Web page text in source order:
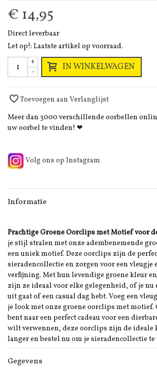
€ 14,95
Direct leverbaar
Let op!: Laatste artikel op voorraad.
-
+ IN WINKELWAGEN
Toevoegen aan Verlanglijst
Meer dan 3000 verschillende oorbellen
uw oorbel te vinden! ❤
Volg ons op Instagram
Informatie
Prachtige Groene Oorclips met Motief voor
je stijl stralen met onze adembenemende
een uniek motief. Deze oorclips zijn de
sieradencollectie en zorgen voor een vleugje
verfijning. Met hun levendige groene kleur
zijn ze ideaal voor elke gelegenheid, of je nu
uit gaat of een casual dag hebt. Voeg een
je look met onze groene oorclips met motief.
bent naar een perfect cadeau voor een
wilt verwennen, deze oorclips zijn de ideale
langer en bestel nu om je sieradencollectie
Gegevens